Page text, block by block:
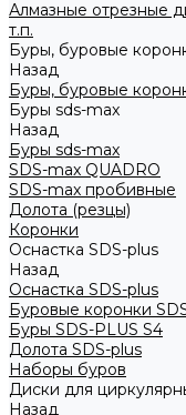
Алмазные отрезные
т.п.
Буры, буровые
Назад
Буры, буровые
Буры sds-max
Назад
Буры sds-max
SDS-max QUADRO
SDS-max пробивные
Долота (резцы)
Коронки
Оснастка SDS-plus
Назад
Оснастка SDS-plus
Буровые коронки
Буры SDS-PLUS S4
Долота SDS-plus
Наборы буров
Диски для
Назад